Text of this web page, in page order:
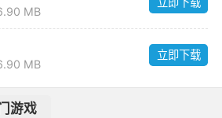
MB
MB
立即下载
游戏